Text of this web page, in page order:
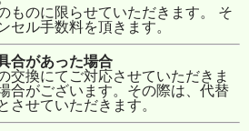
ものに限らせていただきます。 そ
セル手数料を頂きます。
合があった場合
交換にてご対応させていただきま
合がございます。その際は、代替
させていただきます。